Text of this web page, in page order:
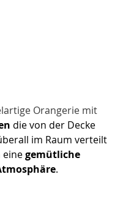
Orangerie mit
die von der Decke
im Raum verteilt
eine gemütliche
.